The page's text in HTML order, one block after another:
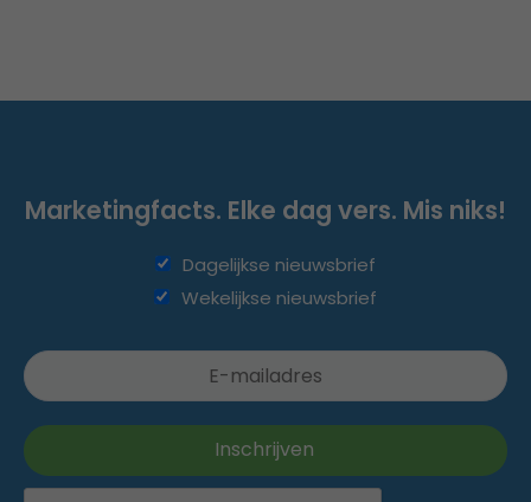
Marketingfacts. Elke dag vers. Mis niks!
Dagelijkse nieuwsbrief
Wekelijkse nieuwsbrief